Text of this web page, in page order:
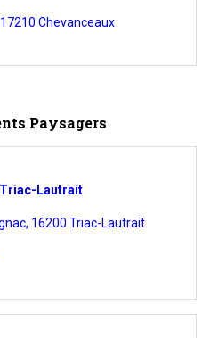
Chevanceaux
Paysagers
Triac-Lautrait
16200 Triac-Lautrait